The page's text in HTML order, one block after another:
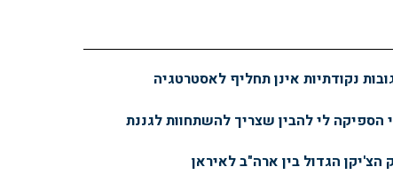
נקודתיות אינן תחליף לאסטרטגיה
לי להבין שצריך להשתחוות לגננת
הגדול בין ארה"ב לאיראן